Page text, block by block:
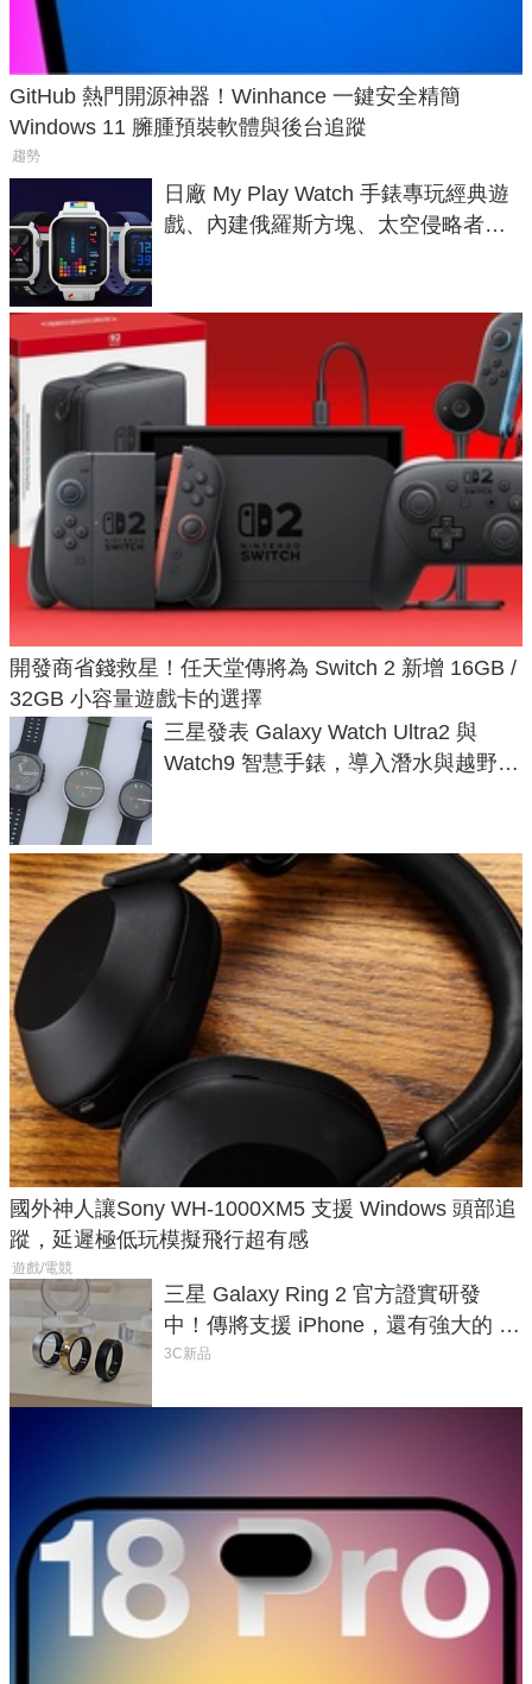
GitHub 熱門開源神器！Winhance 一鍵安全精簡
Windows 11 臃腫預裝軟體與後台追蹤
趨勢
日廠 My Play Watch 手錶專玩經典遊
戲、內建俄羅斯方塊、太空侵略者，
開發商省錢救星！任天堂傳將為 Switch 2 新增 16GB /
32GB 小容量遊戲卡的選擇
三星發表 Galaxy Watch Ultra2 與
Watch9 智慧手錶，導入潛水與越野跑
國外神人讓Sony WH-1000XM5 支援 Windows 頭部追
蹤，延遲極低玩模擬飛行超有感
遊戲/電競
三星 Galaxy Ring 2 官方證實研發
中！傳將支援 iPhone，還有強大的 AI
與智慧家電連動功能
3C新品